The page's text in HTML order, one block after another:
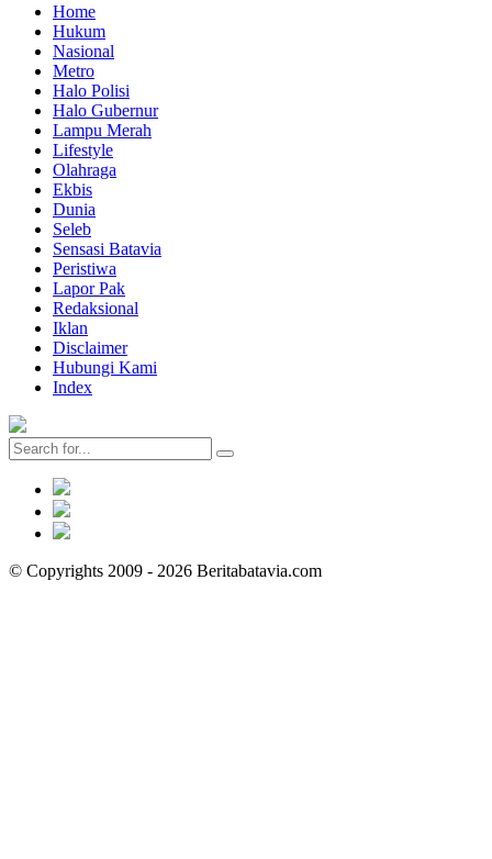
Home
Hukum
Nasional
Metro
Halo Polisi
Halo Gubernur
Lampu Merah
Lifestyle
Olahraga
Ekbis
Dunia
Seleb
Sensasi Batavia
Peristiwa
Lapor Pak
Redaksional
Iklan
Disclaimer
Hubungi Kami
Index
© Copyrights 2009 - 2026 Beritabatavia.com